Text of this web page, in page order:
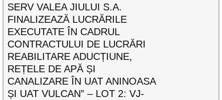
SERV VALEA JIULUI S.A.
FINALIZEAZĂ LUCRĂRILE
EXECUTATE ÎN CADRUL
CONTRACTULUI DE LUCRĂRI
REABILITARE ADUCȚIUNE,
REȚELE DE APĂ ȘI
CANALIZARE ÎN UAT ANINOASA
ȘI UAT VULCAN” – LOT 2: VJ-